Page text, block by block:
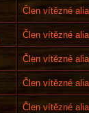
Člen vítězné
Člen vítězné
Člen vítězné
Člen vítězné
Člen vítězné